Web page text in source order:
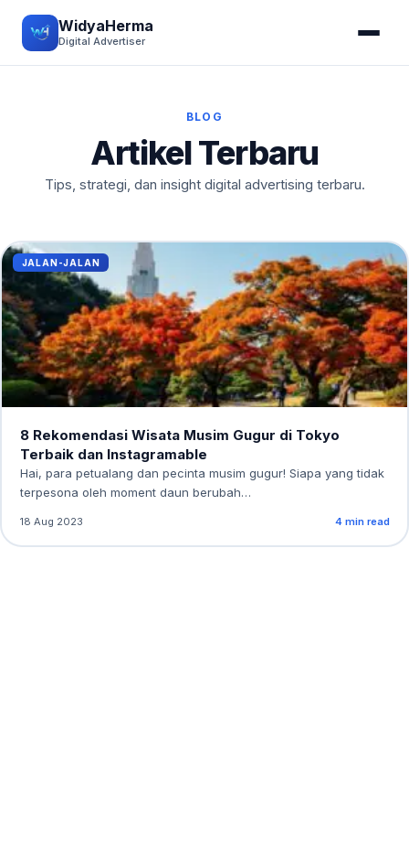
WidyaHerma
Digital Advertiser
BLOG
Artikel Terbaru
Tips, strategi, dan insight digital advertising terbaru.
JALAN-JALAN
8 Rekomendasi Wisata Musim Gugur di Tokyo
Terbaik dan Instagramable
Hai, para petualang dan pecinta musim gugur! Siapa yang tidak
terpesona oleh moment daun berubah…
18 Aug 2023 4 min read